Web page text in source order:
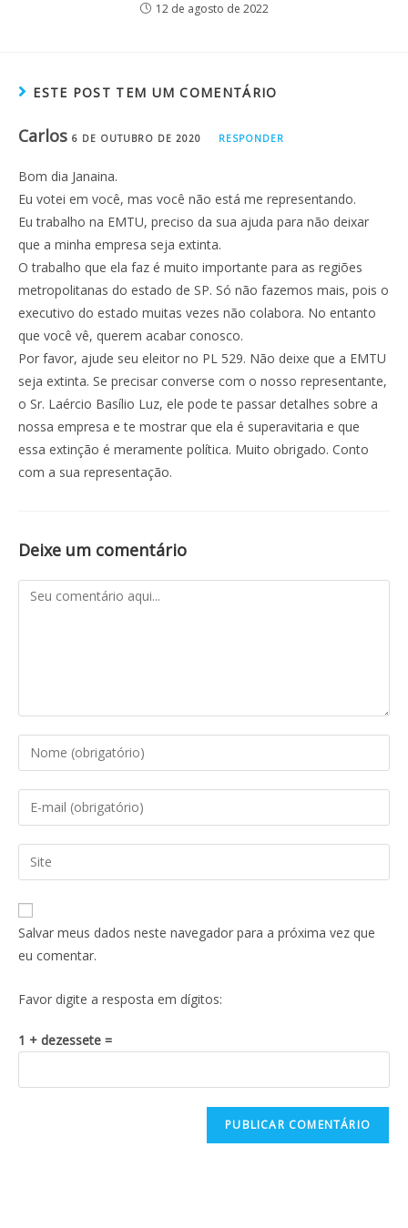
12 de agosto de 2022
ESTE POST TEM UM COMENTÁRIO
Carlos 6 DE OUTUBRO DE 2020 RESPONDER
Bom dia Janaina.
Eu votei em você, mas você não está me representando.
Eu trabalho na EMTU, preciso da sua ajuda para não deixar
que a minha empresa seja extinta.
O trabalho que ela faz é muito importante para as regiões
metropolitanas do estado de SP. Só não fazemos mais, pois o
executivo do estado muitas vezes não colabora. No entanto
que você vê, querem acabar conosco.
Por favor, ajude seu eleitor no PL 529. Não deixe que a EMTU
seja extinta. Se precisar converse com o nosso representante,
o Sr. Laércio Basílio Luz, ele pode te passar detalhes sobre a
nossa empresa e te mostrar que ela é superavitaria e que
essa extinção é meramente política. Muito obrigado. Conto
com a sua representação.
Deixe um comentário
Salvar meus dados neste navegador para a próxima vez que
eu comentar.
Favor digite a resposta em dígitos:
1 + dezessete =